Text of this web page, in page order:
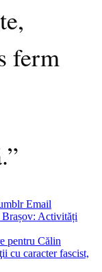
ferm
Email
Brașov: Activități
pentru Călin
cu caracter fascist,